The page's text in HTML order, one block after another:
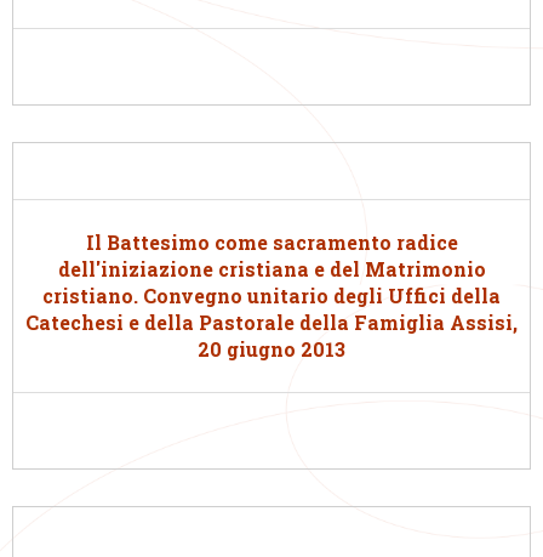
Il Battesimo come sacramento radice
dell'iniziazione cristiana e del Matrimonio
cristiano. Convegno unitario degli Uffici della
Catechesi e della Pastorale della Famiglia Assisi,
20 giugno 2013